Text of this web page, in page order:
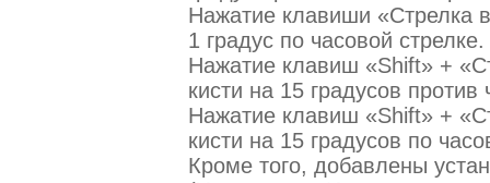
Нажатие клавиши «Стрелка
1 градус по часовой стрелке.
Нажатие клавиш «Shift» +
кисти на 15 градусов против
Нажатие клавиш «Shift» +
кисти на 15 градусов по
Кроме того, добавлены